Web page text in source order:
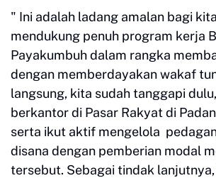
" Ini adalah ladang amalan bagi
mendukung penuh program kerja
Payakumbuh dalam rangka
dengan memberdayakan wakaf
langsung, kita sudah tanggapi
berkantor di Pasar Rakyat di
serta ikut aktif mengelola
disana dengan pemberian modal
tersebut. Sebagai tindak